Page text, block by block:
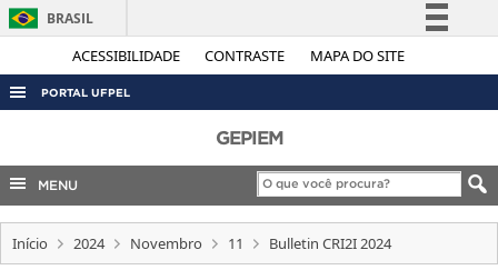
ACESSIBILIDADE CONTRASTE MAPA DO SITE
BRASIL
Simplifique!
Legislação
Canais
PORTAL UFPEL
AUDITORIA
COBALTO
CONCURSOS
GEPIEM
MENU
Início 2024 Novembro 11 Bulletin CRI2I 2024